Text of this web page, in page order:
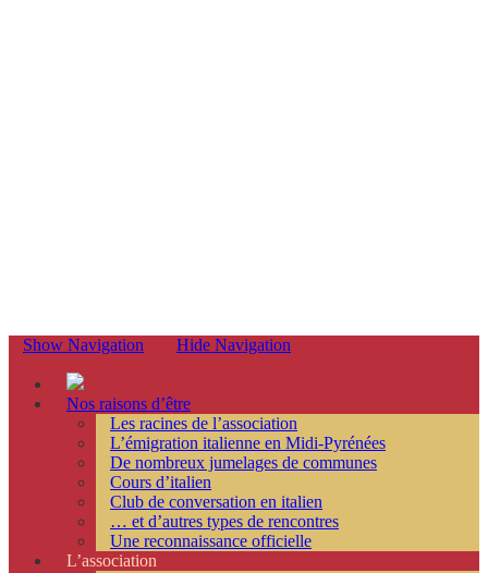
Show Navigation Hide Navigation
Nos raisons d’être
Les racines de l’association
L’émigration italienne en Midi-Pyrénées
De nombreux jumelages de communes
Cours d’italien
Club de conversation en italien
… et d’autres types de rencontres
Une reconnaissance officielle
L’association